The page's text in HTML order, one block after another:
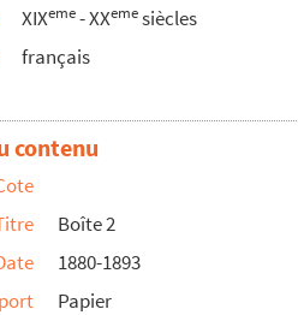
n°23 à la porte Notre-Dame
la rue de Quérénaing des mais...
et de maçonneries - décompte
de Cambrai - pavage de la voi...
XIXeme- XXemesiècles
français
contenu
Boîte 2
1880-1893
Papier